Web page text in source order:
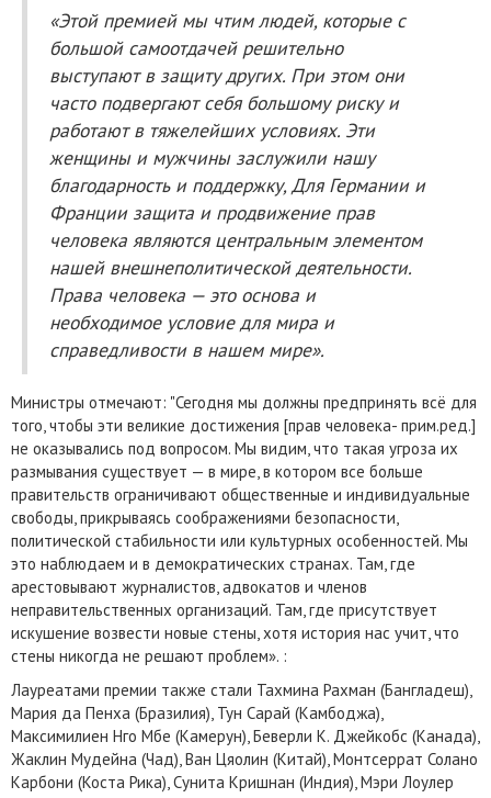
«Этой премией мы чтим людей, которые с
большой самоотдачей решительно
выступают в защиту других. При этом они
часто подвергают себя большому риску и
работают в тяжелейших условиях. Эти
женщины и мужчины заслужили нашу
благодарность и поддержку, Для Германии и
Франции защита и продвижение прав
человека являются центральным элементом
нашей внешнеполитической деятельности.
Права человека — это основа и
необходимое условие для мира и
справедливости в нашем мире».
Министры отмечают: "Сегодня мы должны предпринять всё для
того, чтобы эти великие достижения [прав человека- прим.ред.]
не оказывались под вопросом. Мы видим, что такая угроза их
размывания существует — в мире, в котором все больше
правительств ограничивают общественные и индивидуальные
свободы, прикрываясь соображениями безопасности,
политической стабильности или культурных особенностей. Мы
это наблюдаем и в демократических странах. Там, где
арестовывают журналистов, адвокатов и членов
неправительственных организаций. Там, где присутствует
искушение возвести новые стены, хотя история нас учит, что
стены никогда не решают проблем». :
Лауреатами премии также стали Тахмина Рахман (Бангладеш),
Мария да Пенха (Бразилия), Тун Сарай (Камбоджа),
Максимилиен Нго Мбе (Камерун), Беверли К. Джейкобс (Канада),
Жаклин Мудейна (Чад), Ван Цяолин (Китай), Монтсеррат Солано
Карбони (Коста Рика), Сунита Кришнан (Индия), Мэри Лоулер